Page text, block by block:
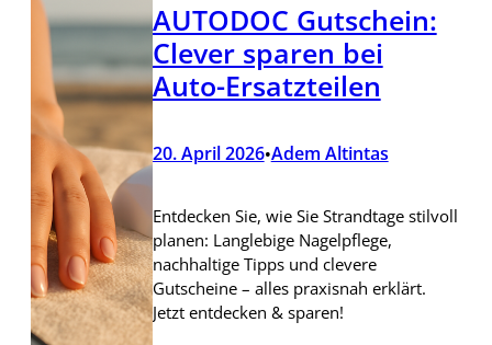
AUTODOC Gutschein:
Clever sparen bei
Auto-Ersatzteilen
20. April 2026•Adem Altintas
Entdecken Sie, wie Sie Strandtage stilvoll
planen: Langlebige Nagelpflege,
nachhaltige Tipps und clevere
Gutscheine – alles praxisnah erklärt.
Jetzt entdecken & sparen!